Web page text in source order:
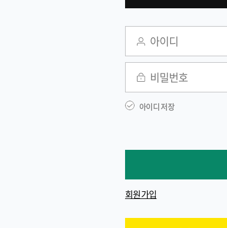
일반 로그인
아이디
비밀번호
아이디 저장
회원가입